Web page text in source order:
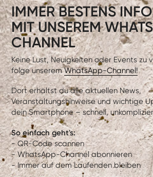
IMMER BESTENS
MIT UNSEREM
CHANNEL
Keine Lust, Neuigkeiten oder Events zu
folge unseremWhatsApp-Channel!
Dort erhältst du alle aktuellen News,
Veranstaltungshinweise und wichtige
dein Smartphone – schnell,
So einfach geht's:
- QR-Code scannen
- WhatsApp-Channel abonnieren
- Immer auf dem Laufenden bleiben